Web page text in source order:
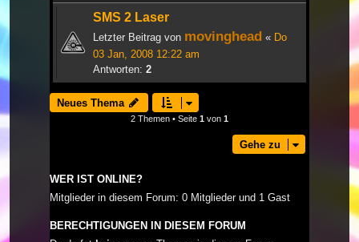
SMS 2 Laser
Letzter Beitrag von movinghead « Do
03 Jan, 2008 12:22 am
Antworten: 2
Neues Thema
2 Themen • Seite 1 von 1
Gehe zu
WER IST ONLINE?
Mitglieder in diesem Forum: 0 Mitglieder und 1 Gast
BERECHTIGUNGEN IN DIESEM FORUM